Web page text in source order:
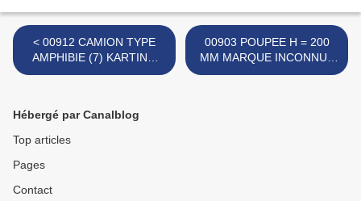
< 00912 CAMION TYPE
AMPHIBIE (7) KARTING
MARQUE SMOBY (MOB
00903 POUPEE H = 200
MM MARQUE INCONNUE
>
Hébergé par Canalblog
Top articles
Pages
Contact